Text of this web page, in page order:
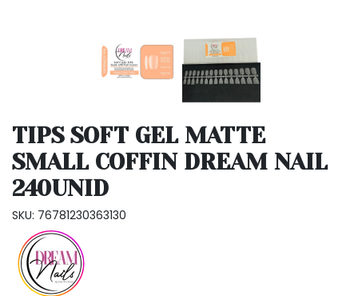
TIPS SOFT GEL MATTE
SMALL COFFIN DREAM NAIL
240UNID
SKU: 76781230363130